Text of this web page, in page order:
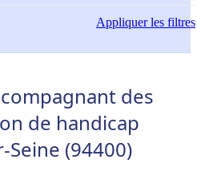
Appliquerles filtres
des
de handicap
Seine (94400)